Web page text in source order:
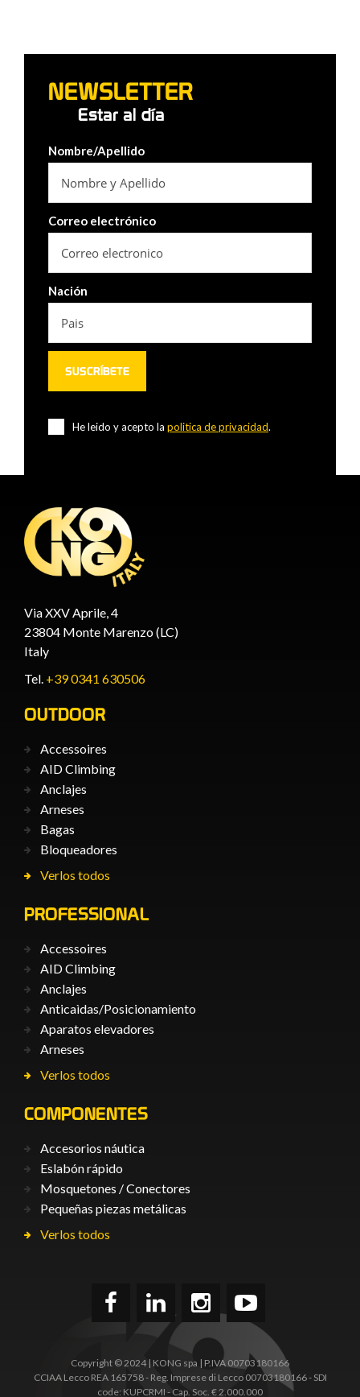
NEWSLETTER
Estar al día
Nombre/Apellido
Correo electrónico
Nación
He leido y acepto la politica de privacidad.
Via XXV Aprile, 4
23804 Monte Marenzo (LC)
Italy
Tel. +39 0341 630506
OUTDOOR
Accessoires
AID Climbing
Anclajes
Arneses
Bagas
Bloqueadores
Verlos todos
PROFESSIONAL
Accessoires
AID Climbing
Anclajes
Anticaìdas/Posicionamiento
Aparatos elevadores
Arneses
Verlos todos
COMPONENTES
Accesorios náutica
Eslabón rápido
Mosquetones / Conectores
Pequeñas piezas metálicas
Verlos todos
Copyright © 2024 | KONG spa | P.IVA 00703180166
CCIAA Lecco REA 165758 - Reg. Imprese di Lecco 00703180166 - SDI
code: KUPCRMI - Cap. Soc. € 2.000.000